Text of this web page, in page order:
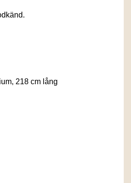
218 cm lång